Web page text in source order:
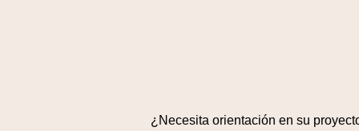
¿Necesita orientación en su